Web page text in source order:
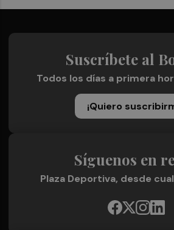
Suscríbete al
Todos los días a primera
¡Quiero
Síguenos en
Plaza Deportiva, desde